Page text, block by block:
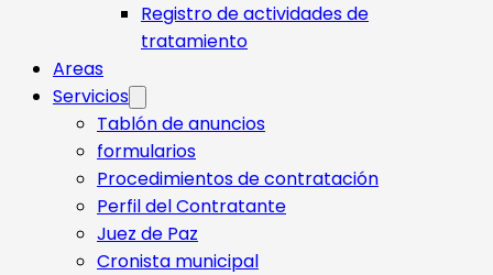
Registro de actividades de
tratamiento
Areas
Servicios
Tablón de anuncios
formularios
Procedimientos de contratación
Perfil del Contratante
Juez de Paz
Cronista municipal